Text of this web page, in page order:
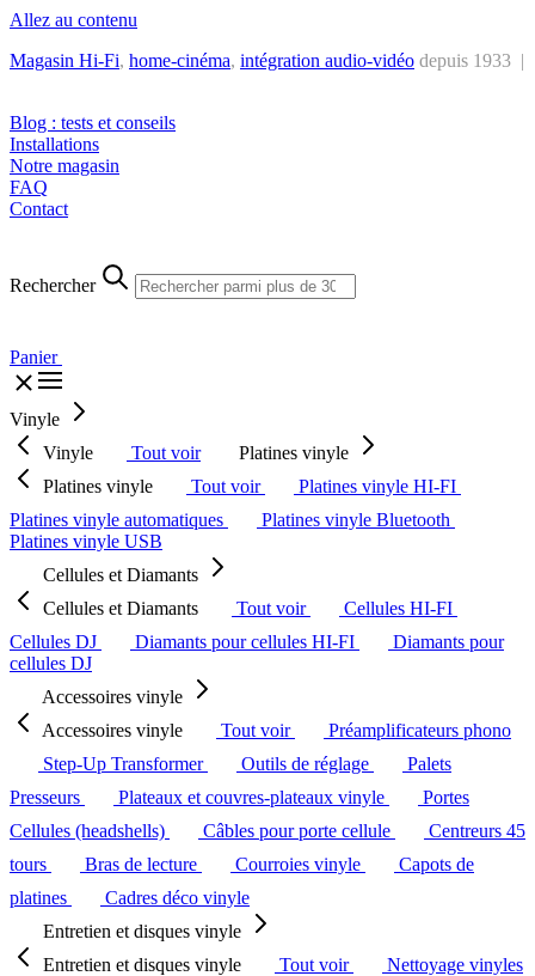
Allez au contenu
Magasin Hi-Fi, home-cinéma, intégration audio-vidéo depuis 1933 |
Blog : tests et conseils
Installations
Notre magasin
FAQ
Contact
Rechercher
Panier
Vinyle
Vinyle
Tout voir
Platines vinyle
Platines vinyle
Tout voir
Platines vinyle HI-FI
Platines vinyle automatiques
Platines vinyle Bluetooth
Platines vinyle USB
Cellules et Diamants
Cellules et Diamants
Tout voir
Cellules HI-FI
Cellules DJ
Diamants pour cellules HI-FI
Diamants pour
cellules DJ
Accessoires vinyle
Accessoires vinyle
Tout voir
Préamplificateurs phono
Step-Up Transformer
Outils de réglage
Palets
Presseurs
Plateaux et couvres-plateaux vinyle
Portes
Cellules (headshells)
Câbles pour porte cellule
Centreurs 45
tours
Bras de lecture Courroies vinyle
Capots de
platines
Cadres déco vinyle
Entretien et disques vinyle
Entretien et disques vinyle
Tout voir
Nettoyage vinyles